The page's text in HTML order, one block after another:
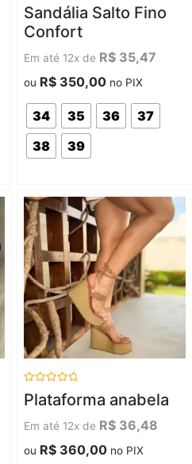
0
5
Sandália Salto Fino
Confort
Em até 12x de R$ 35,47
ou R$ 350,00 no PIX
34 35 36
37
38
39
0
Plataforma anabela
Em até 12x de R$ 36,48
ou R$ 360,00 no PIX